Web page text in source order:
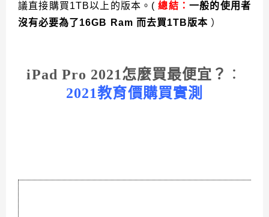
議直接購買1TB以上的版本。(總結：一般的使用者
沒有必要為了16GB Ram 而去買1TB版本 ）
iPad Pro 2021怎麼買最便宜？
：
2021教育價購買實測